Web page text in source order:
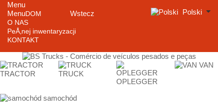
Menu
Menu
Wstecz
DOM
O NAS
PeÅ‚nej inwentaryzacji
KONTAKT
Polski
TRACTOR
TRUCK
OPLEGGER
VAN
samochód